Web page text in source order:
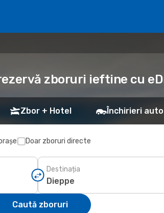
zboruri ieftine cu
Zbor + Hotel Închirieri auto
Doar zboruri directe
Destinația
Caută zboruri